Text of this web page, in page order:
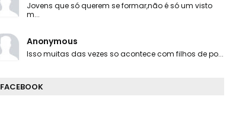
Jovens que só querem se formar,não é só um visto
m...
Anonymous
Isso muitas das vezes so acontece com filhos de po...
FACEBOOK